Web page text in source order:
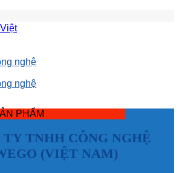
TY TNHH CÔNG NGHỆ
(VIỆT NAM)
PHẨM